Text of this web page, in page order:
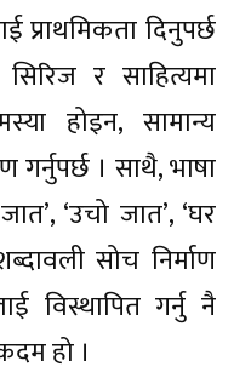
प्राथमिकता दिनुपर्छ
र साहित्यमा
होइन, सामान्य
गर्नुपर्छ । साथै, भाषा
‘उचो जात’, ‘घर
सोच निर्माण
विस्थापित गर्नु नै
हो ।